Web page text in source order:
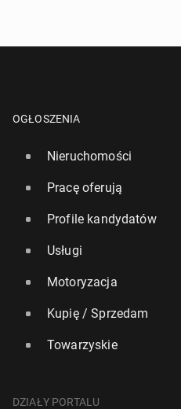
OGŁOSZENIA
Nieruchomości
Pracę oferują
Profile kandydatów
Usługi
Motoryzacja
Kupię / Sprzedam
Towarzyskie
DZIAŁY PORTALU